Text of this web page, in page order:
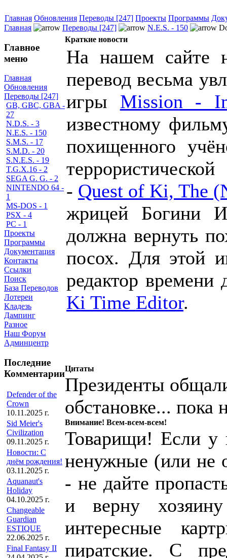
Главная Обновления Переводы [247] Проекты Программы
Главная
Переводы [247] N.E.S. - 150
Главное
меню
Главная
Обновления
Переводы [247]
GB, GBC, GBA -
27
N.D.S. - 3
N.E.S. - 150
S.M.S. - 17
S.M.D. - 20
S.N.E.S. - 19
T.G.X.16 - 2
SEGA G. G. - 2
NINTENDO 64 -
1
MS-DOS - 1
PSX - 4
PC - 1
Проекты
Программы
Документация
Контакты
Ссылки
Поиск
База Переводов
Лотереи
Кладезь
Дампинг
Разное
Наш Форум
Админцентр
Последние
Комментарии
Defender of the
Crown
10.11.2025 г.
Sid Meier's
Civilization
09.11.2025 г.
Новости: С
днём рождения!
03.11.2025 г.
Aquanaut's
Holiday
04.10.2025 г.
Changeable
Guardian
ESTIQUE
22.06.2025 г.
Final Fantasy II
Краткие новости
На нашем сайте
перевод весьма
игры Mission -
известному
похищенного
- Quest of Ki, The
жрицей Богини
должна вернуть
посох. Для этой
редактор
Ki Time Editor.
Цитаты
Президенты
обстановке... пока
Внимание! Всем-всем-всем!
Товарищи! Если у
ненужные (или не
- не дайте
и верну
интересные
пиратские. С